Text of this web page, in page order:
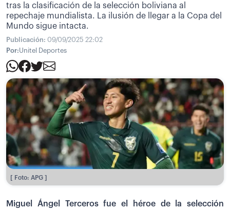
tras la clasificación de la selección boliviana al
repechaje mundialista. La ilusión de llegar a la Copa del
Mundo sigue intacta.
Publicación: 09/09/2025 22:02
Por:Unitel Deportes
[ Foto: APG ]
Miguel Ángel Terceros fue el héroe de la selección